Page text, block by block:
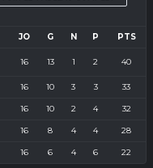
JO G N P PTS
16 13 1 2 40
16 10 3 3 33
16 10 2 4 32
16 8 4 4 28
16 6 4 6 22